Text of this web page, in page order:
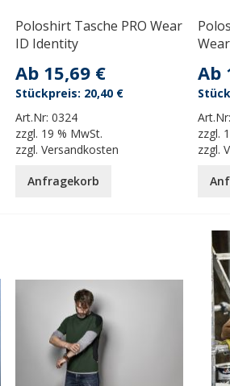
Poloshirt Tasche PRO Wear
ID Identity
Ab 15,69 €
Art.Nr:0324
zzgl. 19 % MwSt.
zzgl.Versandkosten
20,40 €
Anfragekorb
Ab
Art.Nr:
zzgl.
zzgl.